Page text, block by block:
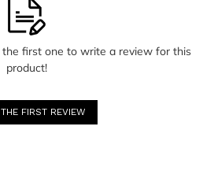
the first one to write a review for this
product!
FIRST REVIEW